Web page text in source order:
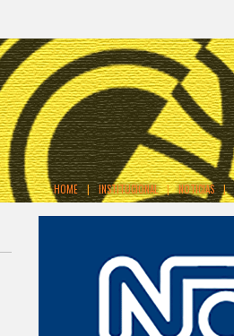
HOME | INSTITUCIONAL | NOTICIAS |